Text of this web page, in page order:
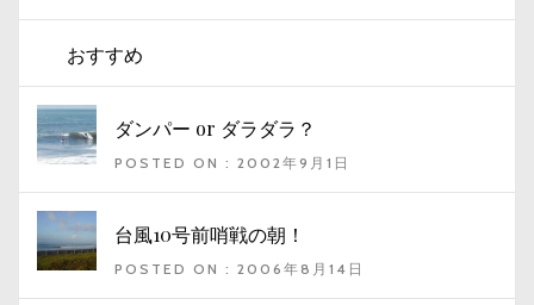
おすすめ
ダンパー or ダラダラ？
POSTED ON : 2002年9月1日
台風10号前哨戦の朝！
POSTED ON : 2006年8月14日